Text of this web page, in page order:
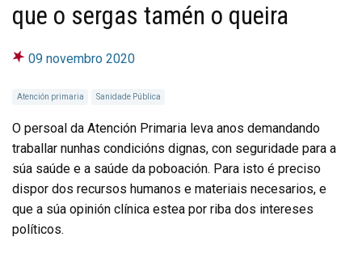
que o sergas tamén o queira
09 novembro 2020
Atención primaria Sanidade Pública
O persoal da Atención Primaria leva anos demandando
traballar nunhas condicións dignas, con seguridade para a
súa saúde e a saúde da poboación. Para isto é preciso
dispor dos recursos humanos e materiais necesarios, e
que a súa opinión clínica estea por riba dos intereses
políticos.